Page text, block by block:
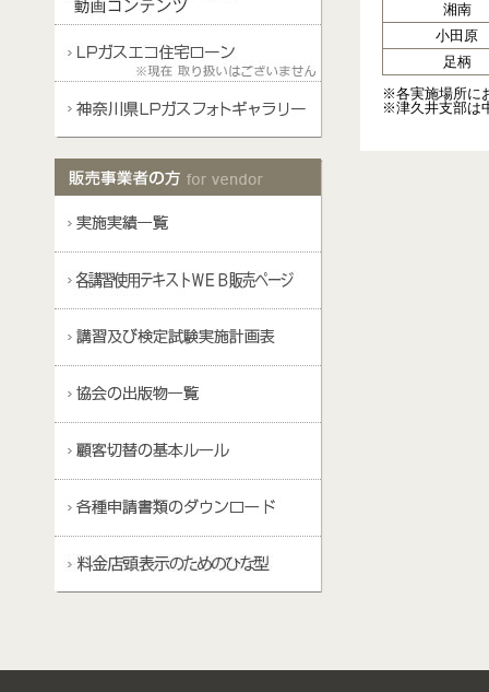
湘南
小田原
足柄
※各実施場所に
※津久井支部は